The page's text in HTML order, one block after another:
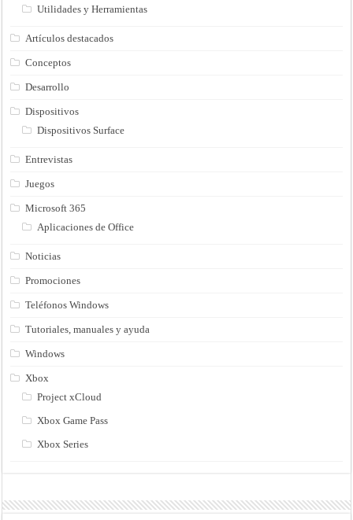
Utilidades y Herramientas
Artículos destacados
Conceptos
Desarrollo
Dispositivos
Dispositivos Surface
Entrevistas
Juegos
Microsoft 365
Aplicaciones de Office
Noticias
Promociones
Teléfonos Windows
Tutoriales, manuales y ayuda
Windows
Xbox
Project xCloud
Xbox Game Pass
Xbox Series